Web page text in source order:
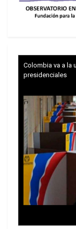
se le imputa
La
concederse
infracciones
ningún
la ley
por delitos
la autoridad
Colombia va a la
presidenciales